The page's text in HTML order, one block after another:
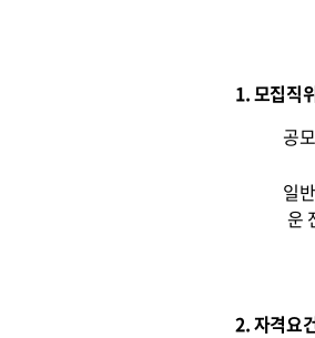
1. 모집직
공
일
운
2. 자격요